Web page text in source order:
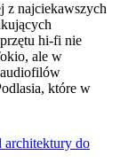
z najciekawszych
hi-fi nie
ale w
które w